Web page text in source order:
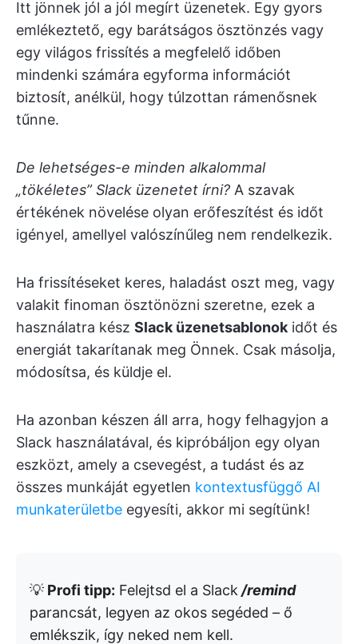
Itt jönnek jól a jól megírt üzenetek. Egy gyors
emlékeztető, egy barátságos ösztönzés vagy
egy világos frissítés a megfelelő időben
mindenki számára egyforma információt
biztosít, anélkül, hogy túlzottan rámenősnek
tűnne.
De lehetséges-e minden alkalommal
„tökéletes” Slack üzenetet írni? A szavak
értékének növelése olyan erőfeszítést és időt
igényel, amellyel valószínűleg nem rendelkezik.
Ha frissítéseket keres, haladást oszt meg, vagy
valakit finoman ösztönözni szeretne, ezek a
használatra kész Slack üzenetsablonok időt és
energiát takarítanak meg Önnek. Csak másolja,
módosítsa, és küldje el.
Ha azonban készen áll arra, hogy felhagyjon a
Slack használatával, és kipróbáljon egy olyan
eszközt, amely a csevegést, a tudást és az
összes munkáját egyetlen kontextusfüggő AI
munkaterületbe egyesíti, akkor mi segítünk!
💡 Profi tipp: Felejtsd el a Slack /remind
parancsát, legyen az okos segéded – ő
emlékszik, így neked nem kell.